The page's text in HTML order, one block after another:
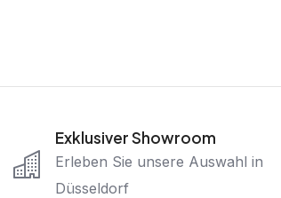
Exklusiver Showroom
Erleben Sie unsere Auswahl in
Düsseldorf